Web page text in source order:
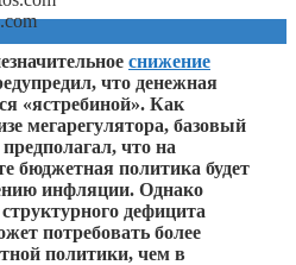
снижение
что денежная
«ястребиной». Как
мегарегулятора, базовый
что на
бюджетная политика будет
инфляции. Однако
дефицита
потребовать более
политики, чем в